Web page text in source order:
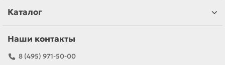
Каталог
Наши контакты
8 (495) 971-50-00